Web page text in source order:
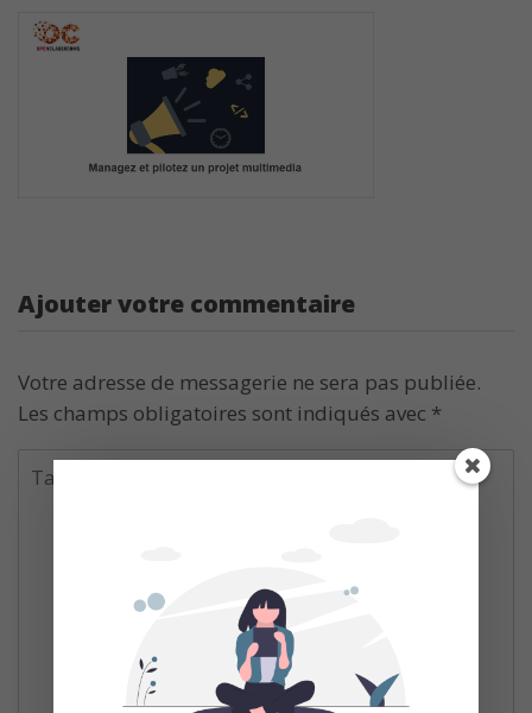
Ajouter votre commentaire
Votre adresse de messagerie ne sera pas publiée.
Les champs obligatoires sont indiqués avec *